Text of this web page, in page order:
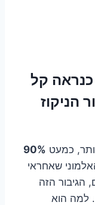
כנראה קל
הניקוז
כמעט 90%
שאחראי
הגיבור הזה
למה הוא